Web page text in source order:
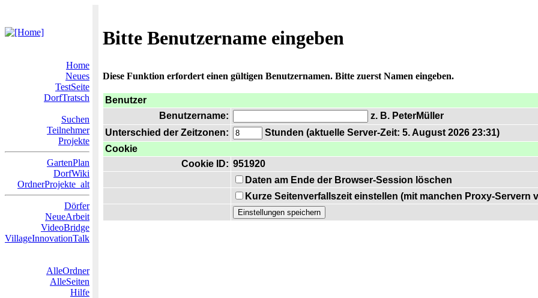
Bitte Benutzername eingeben
Home
Neues
TestSeite
DorfTratsch
Suchen
Teilnehmer
Projekte
GartenPlan
DorfWiki
OrdnerProjekte_alt
Dörfer
NeueArbeit
VideoBridge
VillageInnovationTalk
AlleOrdner
AlleSeiten
Hilfe
Diese Funktion erfordert einen gültigen Benutzernamen. Bitte zuerst Namen eingeben.
Benutzer
Benutzername:
z. B. PeterMüller
Unterschied der Zeitzonen:
Stunden (aktuelle Server-Zeit: 5. August 2026 23:31)
Cookie
Cookie ID: 951920
Daten am Ende der Browser-Session löschen
Kurze Seitenverfallszeit einstellen (mit manchen Proxy-Servern